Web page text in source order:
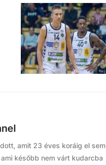
amit 23 éves koráig el sem
később nem várt kudarcba